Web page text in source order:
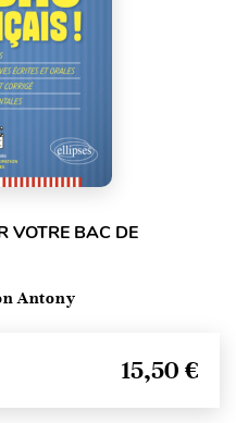
VOTRE BAC DE
Antony
15,50 €